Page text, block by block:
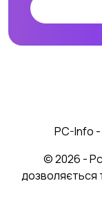
PC-Info -
© 2026 -
дозволяється